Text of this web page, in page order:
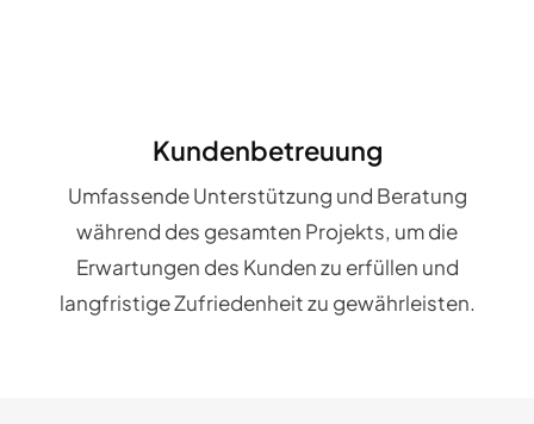
Kundenbetreuung
Umfassende Unterstützung und Beratung
während des gesamten Projekts, um die
Erwartungen des Kunden zu erfüllen und
langfristige Zufriedenheit zu gewährleisten.